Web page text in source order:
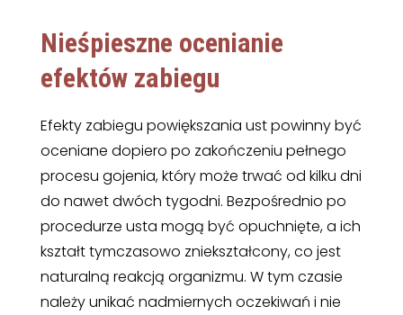
Nieśpieszne ocenianie
efektów zabiegu
Efekty zabiegu powiększania ust powinny być
oceniane dopiero po zakończeniu pełnego
procesu gojenia, który może trwać od kilku dni
do nawet dwóch tygodni. Bezpośrednio po
procedurze usta mogą być opuchnięte, a ich
kształt tymczasowo zniekształcony, co jest
naturalną reakcją organizmu. W tym czasie
należy unikać nadmiernych oczekiwań i nie